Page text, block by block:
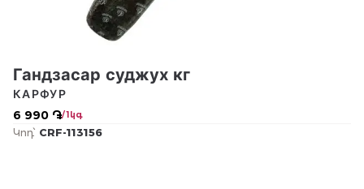
Гандзасар суджух кг
6 990 ֏/ 1կգ
КАРФУР
Կոդ՝ CRF-113156